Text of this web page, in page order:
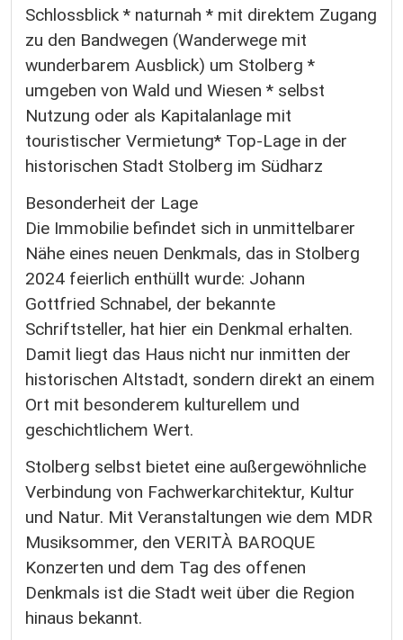
Schlossblick * naturnah * mit direktem Zugang
zu den Bandwegen (Wanderwege mit
wunderbarem Ausblick) um Stolberg *
umgeben von Wald und Wiesen * selbst
Nutzung oder als Kapitalanlage mit
touristischer Vermietung* Top-Lage in der
historischen Stadt Stolberg im Südharz
Besonderheit der Lage
Die Immobilie befindet sich in unmittelbarer
Nähe eines neuen Denkmals, das in Stolberg
2024 feierlich enthüllt wurde: Johann
Gottfried Schnabel, der bekannte
Schriftsteller, hat hier ein Denkmal erhalten.
Damit liegt das Haus nicht nur inmitten der
historischen Altstadt, sondern direkt an einem
Ort mit besonderem kulturellem und
geschichtlichem Wert.
Stolberg selbst bietet eine außergewöhnliche
Verbindung von Fachwerkarchitektur, Kultur
und Natur. Mit Veranstaltungen wie dem MDR
Musiksommer, den VERITÀ BAROQUE
Konzerten und dem Tag des offenen
Denkmals ist die Stadt weit über die Region
hinaus bekannt.